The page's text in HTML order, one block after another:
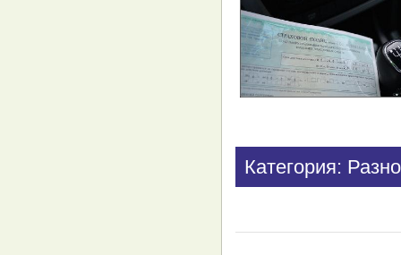
Категория: